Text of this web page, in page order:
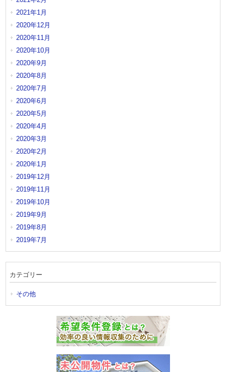
2021年1月
2020年12月
2020年11月
2020年10月
2020年9月
2020年8月
2020年7月
2020年6月
2020年5月
2020年4月
2020年3月
2020年2月
2020年1月
2019年12月
2019年11月
2019年10月
2019年9月
2019年8月
2019年7月
カテゴリー
その他